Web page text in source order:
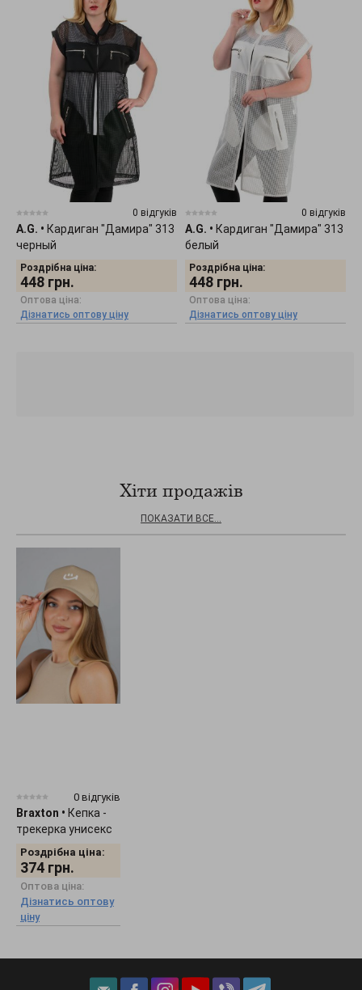
0 відгуків
A.G. • Кардиган "Дамира" 313
черный
Роздрібна ціна:
448 грн.
Оптова ціна:
Дізнатись оптову ціну
0 відгуків
A.G. • Кардиган "Дамира" 313
белый
Роздрібна ціна:
448 грн.
Оптова ціна:
Дізнатись оптову ціну
Хіти продажів
ПОКАЗАТИ ВСЕ...
0 відгуків
Braxton • Кепка -
трекерка унисекс
"Smile" 1536
Роздрібна ціна:
374 грн.
Оптова ціна:
Дізнатись оптову
ціну